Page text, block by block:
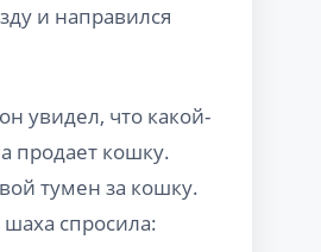
и направился
увидел, что какой-
продает кошку.
тумен за кошку.
спросила: